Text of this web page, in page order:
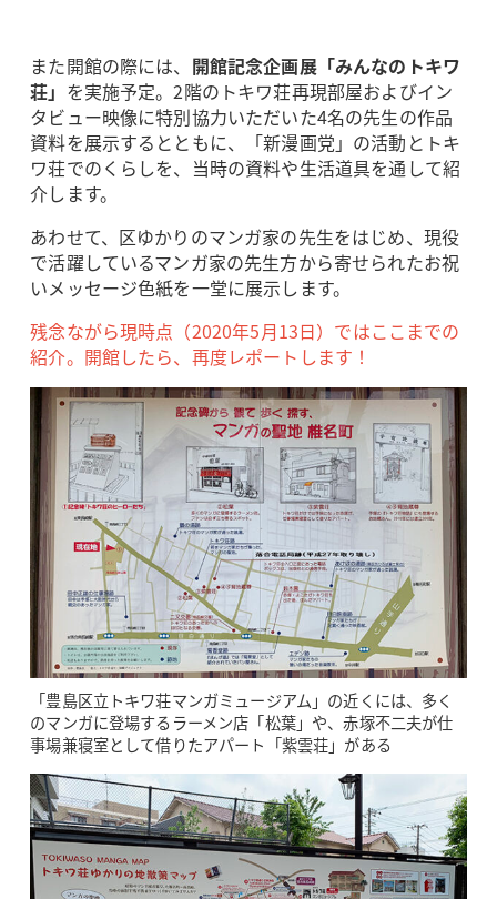
また開館の際には、 開館記念企画展「みんなのトキワ
荘」 を実施予定。2階のトキワ荘再現部屋およびイン
タビュー映像に特別協力いただいた4名の先生の作品
資料を展示するとともに、「新漫画党」の活動とトキ
ワ荘でのくらしを、当時の資料や生活道具を通して紹
介します。
あわせて、区ゆかりのマンガ家の先生をはじめ、現役
で活躍しているマンガ家の先生方から寄せられたお祝
いメッセージ色紙を一堂に展示します。
残念ながら現時点（2020年5月13日）ではここまでの
紹介。開館したら、再度レポートします！
「豊島区立トキワ荘マンガミュージアム」の近くには、多く
のマンガに登場するラーメン店「松葉」や、赤塚不二夫が仕
事場兼寝室として借りたアパート「紫雲荘」がある